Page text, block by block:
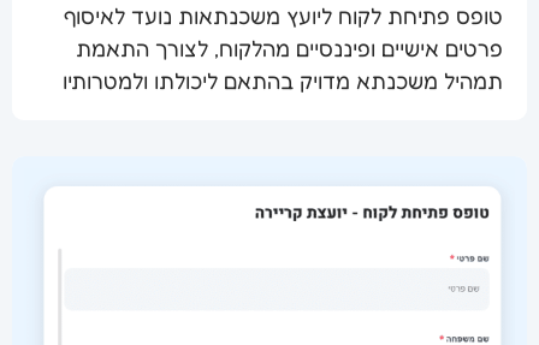
שלח מסמך
טופס פתיחת לקוח ליועץ משכנתאות נועד לאיסוף
פרטים אישיים ופיננסיים מהלקוח, לצורך התאמת
תמהיל משכנתא מדויק בהתאם ליכולתו ולמטרותיו